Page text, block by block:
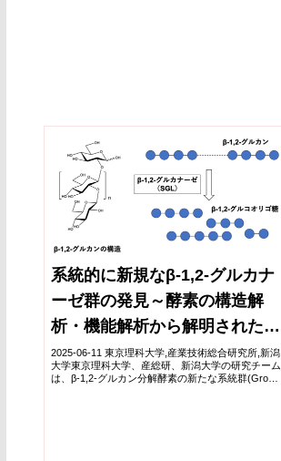
系統的に新規なβ-1,2-グルカナ
ーゼ群の発見～酵素の構造解
析・機能解析から解明された分
子進化の手がかり～
2025-06-11 東京理科大学,産業技術総合研究所,新潟
大学東京理科大学、産総研、新潟大学の研究チーム
は、β-1,2-グルカン分解酵素の新たな系統群(Group